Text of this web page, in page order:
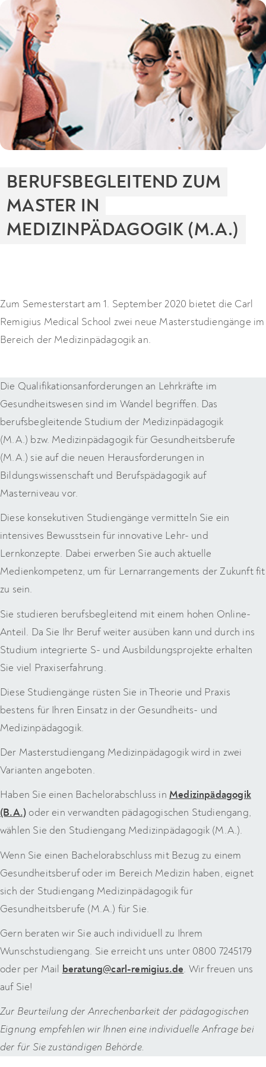
BERUFSBEGLEITEND ZUM
MASTER IN
MEDIZINPÄDAGOGIK (M.A.)
Zum Semesterstart am 1. September 2020 bietet die Carl
Remigius Medical School zwei neue Masterstudiengänge im
Bereich der Medizinpädagogik an.
Die Qualifikationsanforderungen an Lehrkräfte im
Gesundheitswesen sind im Wandel begriffen. Das
berufsbegleitende Studium der Medizinpädagogik
(M.A.) bzw. Medizinpädagogik für Gesundheitsberufe
(M.A.) sie auf die neuen Herausforderungen in
Bildungswissenschaft und Berufspädagogik auf
Masterniveau vor.
Diese konsekutiven Studiengänge vermitteln Sie ein
intensives Bewusstsein für innovative Lehr- und
Lernkonzepte. Dabei erwerben Sie auch aktuelle
Medienkompetenz, um für Lernarrangements der Zukunft fit
zu sein.
Sie studieren berufsbegleitend mit einem hohen Online-
Anteil. Da Sie Ihr Beruf weiter ausüben kann und durch ins
Studium integrierte S- und Ausbildungsprojekte erhalten
Sie viel Praxiserfahrung.
Diese Studiengänge rüsten Sie in Theorie und Praxis
bestens für Ihren Einsatz in der Gesundheits- und
Medizinpädagogik.
Der Masterstudiengang Medizinpädagogik wird in zwei
Varianten angeboten.
Haben Sie einen Bachelorabschluss in Medizinpädagogik
(B.A.) oder ein verwandten pädagogischen Studiengang,
wählen Sie den Studiengang Medizinpädagogik (M.A.).
Wenn Sie einen Bachelorabschluss mit Bezug zu einem
Gesundheitsberuf oder im Bereich Medizin haben, eignet
sich der Studiengang Medizinpädagogik für
Gesundheitsberufe (M.A.) für Sie.
Gern beraten wir Sie auch individuell zu Ihrem
Wunschstudiengang. Sie erreicht uns unter 0800 7245179
oder per Mail beratung@carl-remigius.de. Wir freuen uns
auf Sie!
Zur Beurteilung der Anrechenbarkeit der pädagogischen
Eignung empfehlen wir Ihnen eine individuelle Anfrage bei
der für Sie zuständigen Behörde.